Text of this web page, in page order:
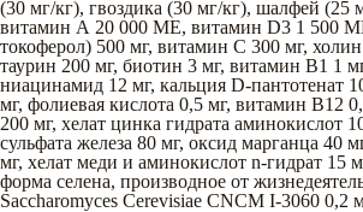
(30 мг/кг), гвоздика (30 мг/кг), шалфей (25
витамин А 20 000 ME, витамин D3 1 500
токоферол) 500 мг, витамин С 300 мг,
таурин 200 мг, биотин 3 мг, витамин В1 1
ниацинамид 12 мг, кальция D-пантотенат
мг, фолиевая кислота 0,5 мг, витамин В12
200 мг, хелат цинка гидрата аминокислот
сульфата железа 80 мг, оксид марганца 40
мг, хелат меди и аминокислот n-гидрат 15
форма селена, производное от
Saccharomyces Cerevisiae CNCM I-3060 0,2